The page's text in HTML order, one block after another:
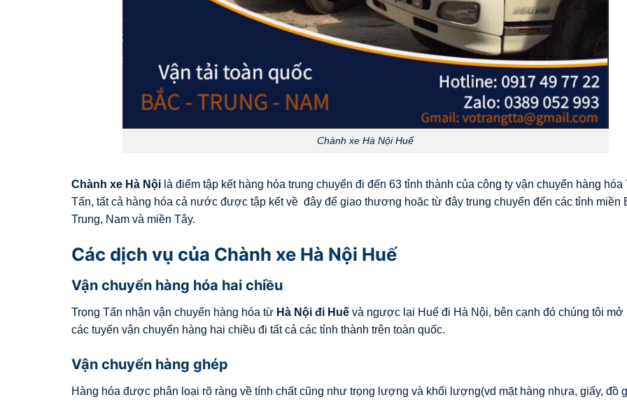
Chành xe Hà Nội Huế
Chành xe Hà Nội là điểm tập kết hàng hóa trung chuyển đi đến 63 tỉnh thành của công ty vận chuyển hàng hóa
Tấn, tất cả hàng hóa cả nước được tập kết về đây để giao thương hoặc từ đây trung chuyển đến các tỉnh miền
Trung, Nam và miền Tây.
Các dịch vụ của Chành xe Hà Nội Huế
Vận chuyển hàng hóa hai chiều
Trọng Tấn nhận vận chuyển hàng hóa từ Hà Nội đi Huế và ngược lại Huế đi Hà Nội, bên cạnh đó chúng tôi mở
các tuyến vận chuyển hàng hai chiều đi tất cả các tỉnh thành trên toàn quốc.
Vận chuyển hàng ghép
Hàng hóa được phân loại rõ ràng về tính chất cũng như trọng lượng và khối lượng(vd mặt hàng nhựa, giấy, đồ